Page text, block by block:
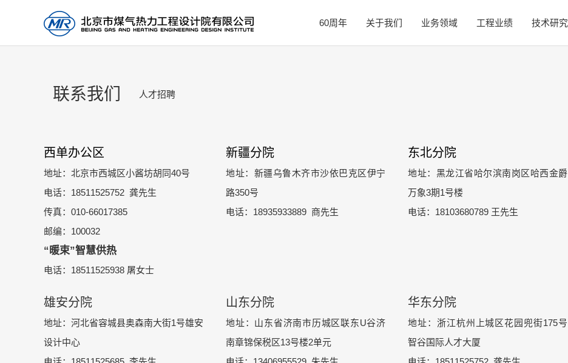
60周年 关于我们 业务领域 工程业绩 技术研究
联系我们 人才招聘
西单办公区
地址：北京市西城区小酱坊胡同40号
电话：18511525752 龚先生
传真：010-66017385
邮编：100032
“暖束”智慧供热
电话：18511525938 屠女士
新疆分院
地址：新疆乌鲁木齐市沙依巴克区伊宁
路350号
电话：18935933889 商先生
东北分院
地址：黑龙江省哈尔滨南岗区哈西金爵
万象3期1号楼
电话：18103680789 王先生
雄安分院
地址：河北省容城县奥森南大街1号雄安
设计中心
山东分院
地址：山东省济南市历城区联东U谷济
南章锦保税区13号楼2单元
华东分院
地址：浙江杭州上城区花园兜街175号
智谷国际人才大厦